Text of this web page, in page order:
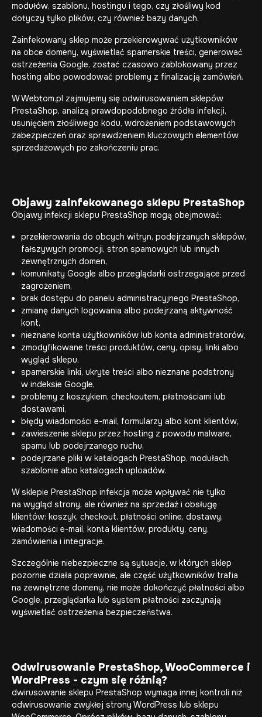
modułów, szablonu, hostingu i tego, czy złośliwy kod
dotyczy tylko plików, czy również bazy danych.
Zainfekowany sklep może przekierowywać użytkowników
na obce domeny, wyświetlać spamerskie treści, generować
ostrzeżenia Google, zostać czasowo zablokowany przez
hosting albo powodować problemy z finalizacją zamówień.
W Webtom.pl zajmujemy się odwirusowaniem sklepów
PrestaShop, analizą prawdopodobnego źródła infekcji,
usunięciem złośliwego kodu, wdrożeniem podstawowych
zabezpieczeń oraz sprawdzeniem kluczowych elementów
sprzedażowych po zakończeniu prac.
Objawy zainfekowanego sklepu PrestaShop
Objawy infekcji sklepu PrestaShop mogą obejmować:
przekierowania do obcych witryn, podejrzanych sklepów,
fałszywych promocji, stron spamowych lub innych
zewnętrznych domen,
komunikaty Google albo przeglądarki ostrzegające przed
zagrożeniem,
brak dostępu do panelu administracyjnego PrestaShop,
zmianę danych logowania albo podejrzaną aktywność
kont,
nieznane konta użytkowników lub konta administratorów,
zmodyfikowane treści produktów, ceny, opisy, linki albo
wygląd sklepu,
spamerskie linki, ukryte treści albo nieznane podstrony
w indeksie Google,
problemy z koszykiem, checkoutem, płatnościami lub
dostawami,
błędy wiadomości e-mail, formularzy albo kont klientów,
zawieszenie sklepu przez hosting z powodu malware,
spamu lub podejrzanego ruchu,
podejrzane pliki w katalogach PrestaShop, modułach,
szablonie albo katalogach uploadów.
W sklepie PrestaShop infekcja może wpływać nie tylko
na wygląd strony, ale również na sprzedaż i obsługę
klientów: koszyk, checkout, płatności online, dostawy,
wiadomości e-mail, konta klientów, produkty, ceny,
zamówienia i integracje.
Szczególnie niebezpieczne są sytuacje, w których sklep
pozornie działa poprawnie, ale część użytkowników trafia
na zewnętrzne domeny, nie może dokończyć płatności albo
Google, przeglądarka lub system płatności zaczynają
wyświetlać ostrzeżenia bezpieczeństwa.
Odwirusowanie PrestaShop, WooCommerce i
WordPress - czym się różnią?
dwirusowanie sklepu PrestaShop wymaga innej kontroli niż
odwirusowanie zwykłej strony WordPress lub sklepu